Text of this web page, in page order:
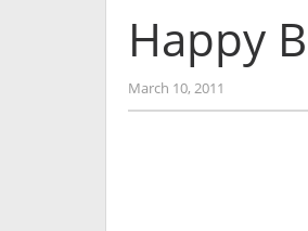
Happy
March 10, 2011
Koreanindo